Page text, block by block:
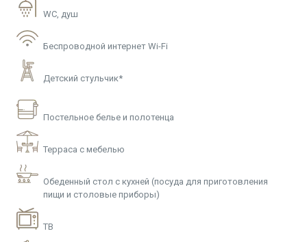
WC, душ
Беспроводной интернет Wi-Fi
Детский стульчик*
Постельное белье и полотенца
Терраса с мебелью
Обеденный стол с кухней (посуда для приготовления
пищи и столовые приборы)
ТВ